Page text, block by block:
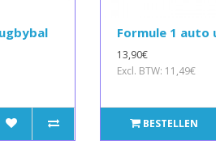
Formule 1 auto
13,90€
Excl. BTW: 11,49€
BESTELLEN